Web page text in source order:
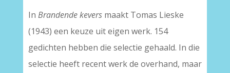
In Brandende keversmaakt Tomas Lieske
(1943) een keuze uit eigen werk. 154
gedichten hebben die selectie gehaald. In die
selectie heeft recent werk de overhand, maar